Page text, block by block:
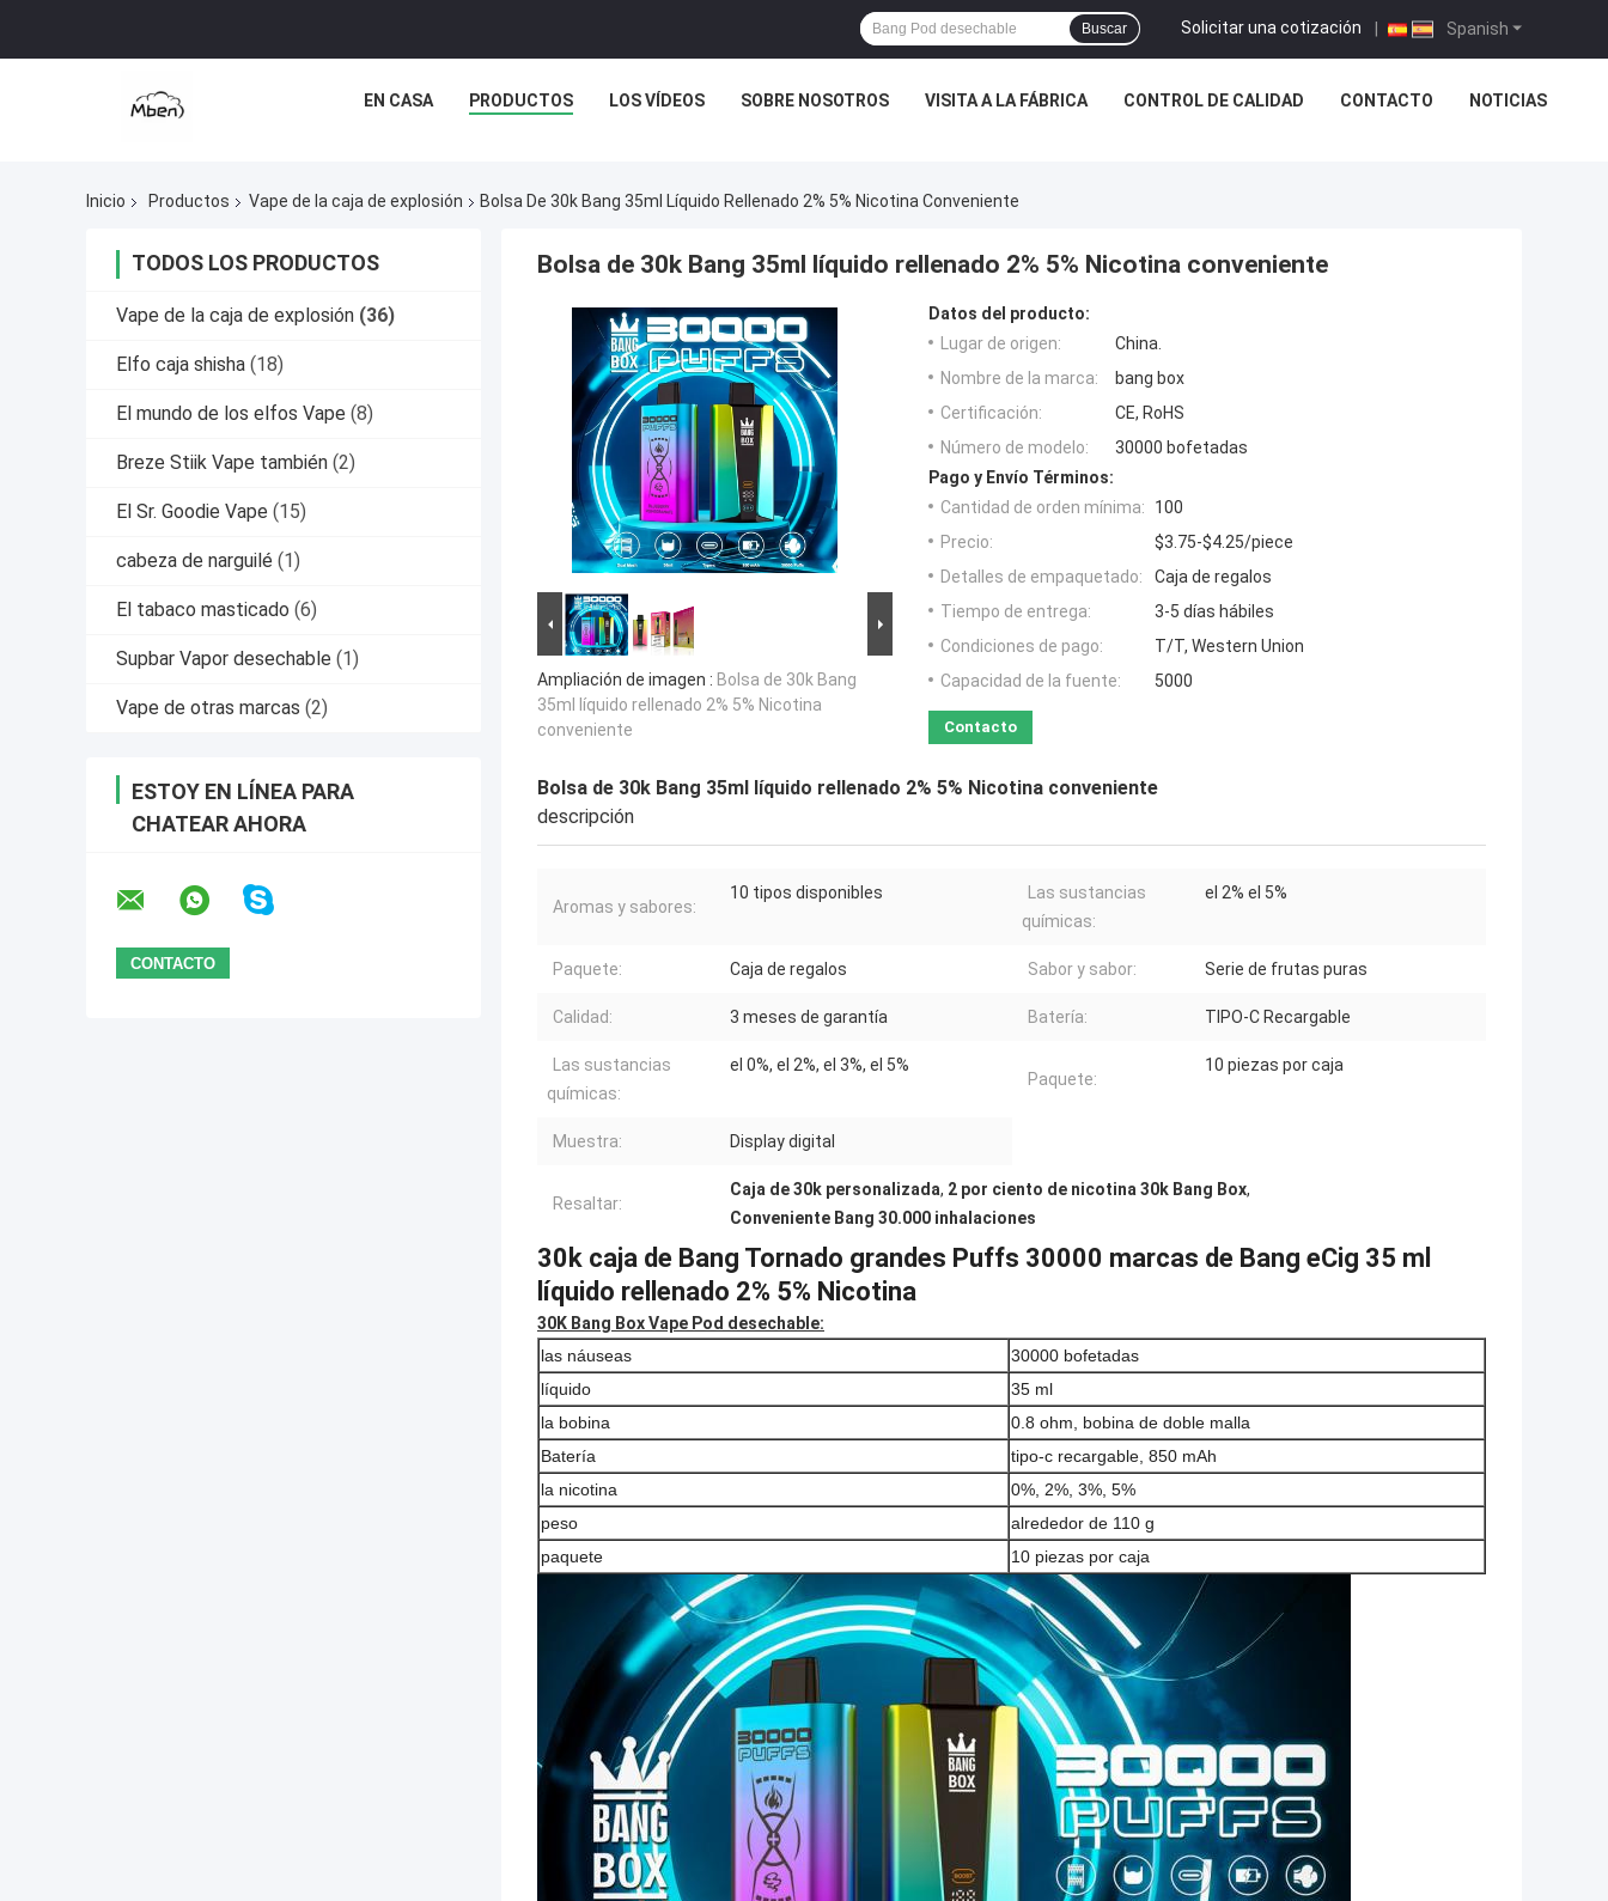
Spanish
Solicitar una cotización |
Buscar
EN CASA PRODUCTOS LOS VÍDEOS SOBRE NOSOTROS VISITA A LA FÁBRICA CONTROL DE CALIDAD CONTACTO NOTICIAS
Inicio Productos Vape de la caja de explosión Bolsa De 30k Bang 35ml Líquido Rellenado 2% 5% Nicotina Conveniente
TODOS LOS PRODUCTOS
Vape de la caja de explosión (36)
Elfo caja shisha (18)
El mundo de los elfos Vape (8)
Breze Stiik Vape también (2)
El Sr. Goodie Vape (15)
cabeza de narguilé (1)
El tabaco masticado (6)
Supbar Vapor desechable (1)
Vape de otras marcas (2)
ESTOY EN LÍNEA PARA
CHATEAR AHORA
Bolsa de 30k Bang 35ml líquido rellenado 2% 5% Nicotina conveniente
Ampliación de imagen : Bolsa de 30k Bang
35ml líquido rellenado 2% 5% Nicotina
conveniente
Datos del producto:
Lugar de origen:
China.
Nombre de la marca:
bang box
Certificación:
CE, RoHS
Número de modelo:
30000 bofetadas
Pago y Envío Términos:
Cantidad de orden mínima:
100
Precio:
$3.75-$4.25/piece
Detalles de empaquetado:
Caja de regalos
Tiempo de entrega:
3-5 días hábiles
Condiciones de pago:
T/T, Western Union
Capacidad de la fuente:
5000
Contacto
Bolsa de 30k Bang 35ml líquido rellenado 2% 5% Nicotina conveniente
descripción
Aromas y sabores:
10 tipos disponibles
Las sustancias
químicas:
el 2% el 5%
Paquete: Caja de regalos Sabor y sabor: Serie de frutas puras
Calidad: 3 meses de garantía Batería: TIPO-C Recargable
Las sustancias
químicas:
el 0%, el 2%, el 3%, el 5%
Paquete:
10 piezas por caja
Muestra: Display digital
Resaltar:
Caja de 30k personalizada, 2 por ciento de nicotina 30k Bang Box,
Conveniente Bang 30.000 inhalaciones
30k caja de Bang Tornado grandes Puffs 30000 marcas de Bang eCig 35 ml
líquido rellenado 2% 5% Nicotina
30K Bang Box Vape Pod desechable:
las náuseas
30000 bofetadas
líquido
35 ml
la bobina
0.8 ohm, bobina de doble malla
Batería
tipo-c recargable, 850 mAh
la nicotina
0%, 2%, 3%, 5%
peso
alrededor de 110 g
paquete
10 piezas por caja